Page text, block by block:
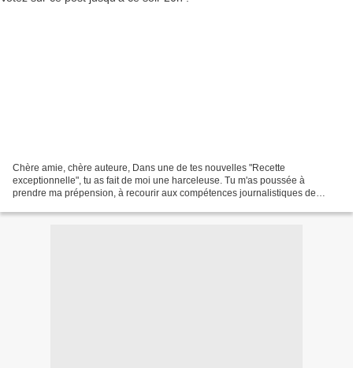
Chère amie, chère auteure, Dans une de tes nouvelles "Recette
exceptionnelle", tu as fait de moi une harceleuse. Tu m'as poussée à
prendre ma prépension, à recourir aux compétences journalistiques de